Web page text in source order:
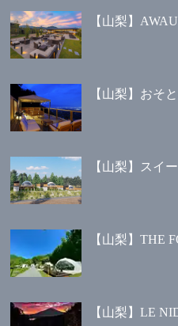
【山梨】
【山梨】おそ
【山梨】スイ
【山梨】THE
【山梨】LE